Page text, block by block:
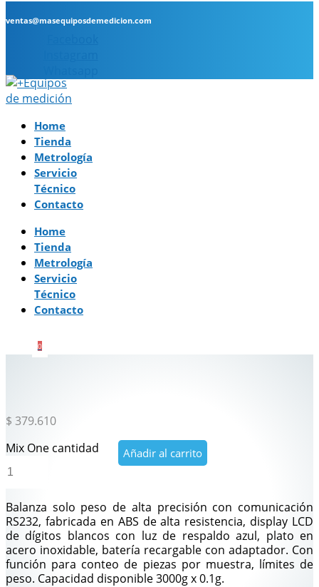
ventas@masequiposdemedicion.com
Home
Tienda
Metrología
Servicio
Técnico
Contacto
Home
Tienda
Metrología
Servicio
Técnico
Contacto
0
$ 379.610
Mix One cantidad
Añadir al carrito
Balanza solo peso de alta precisión con comunicación
RS232, fabricada en ABS de alta resistencia, display LCD
de dígitos blancos con luz de respaldo azul, plato en
acero inoxidable, batería recargable con adaptador. Con
función para conteo de piezas por muestra, límites de
peso. Capacidad disponible 3000g x 0.1g.